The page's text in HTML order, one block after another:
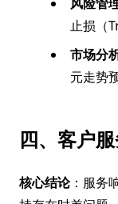
止损（
市场分
元走势
四、客户
核心结论：服务